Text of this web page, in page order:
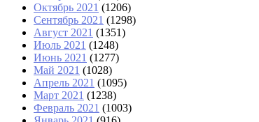
Октябрь 2021 (1206)
Сентябрь 2021 (1298)
Август 2021 (1351)
Июль 2021 (1248)
Июнь 2021 (1277)
Май 2021 (1028)
Апрель 2021 (1095)
Март 2021 (1238)
Февраль 2021 (1003)